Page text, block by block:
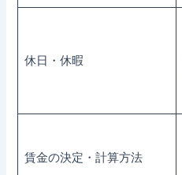
休日・休暇
賃金の決定・計算方法